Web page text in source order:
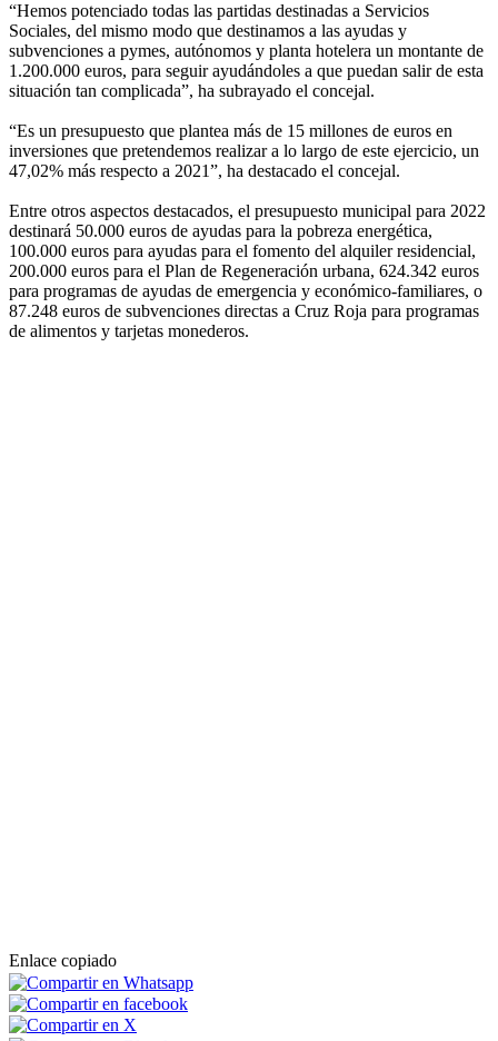
“Hemos potenciado todas las partidas destinadas a Servicios
Sociales, del mismo modo que destinamos a las ayudas y
subvenciones a pymes, autónomos y planta hotelera un montante de
1.200.000 euros, para seguir ayudándoles a que puedan salir de esta
situación tan complicada”, ha subrayado el concejal.
“Es un presupuesto que plantea más de 15 millones de euros en
inversiones que pretendemos realizar a lo largo de este ejercicio, un
47,02% más respecto a 2021”, ha destacado el concejal.
Entre otros aspectos destacados, el presupuesto municipal para 2022
destinará 50.000 euros de ayudas para la pobreza energética,
100.000 euros para ayudas para el fomento del alquiler residencial,
200.000 euros para el Plan de Regeneración urbana, 624.342 euros
para programas de ayudas de emergencia y económico-familiares, o
87.248 euros de subvenciones directas a Cruz Roja para programas
de alimentos y tarjetas monederos.
Enlace copiado